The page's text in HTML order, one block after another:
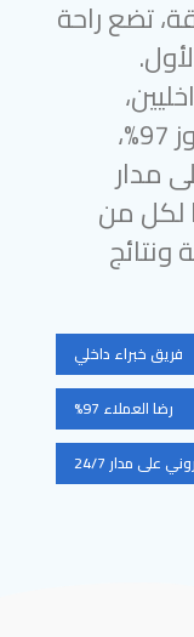
تضع راحة
ونسبة رضا عملائنا التي تتجاوز 97%،
مدار
لكل من
فريق خبراء داخلي
رضا العملاء 97%
على مدار 24/7